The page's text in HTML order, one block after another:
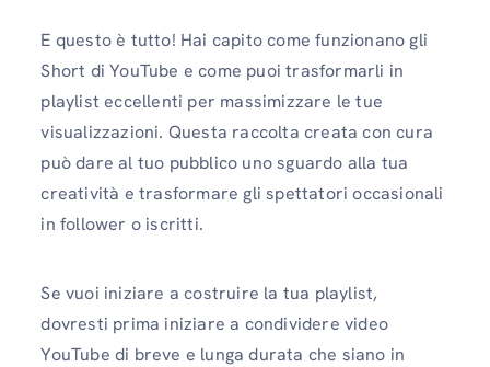
E questo è tutto! Hai capito come funzionano gli
Short di YouTube e come puoi trasformarli in
playlist eccellenti per massimizzare le tue
visualizzazioni. Questa raccolta creata con cura
può dare al tuo pubblico uno sguardo alla tua
creatività e trasformare gli spettatori occasionali
in follower o iscritti.
Se vuoi iniziare a costruire la tua playlist,
dovresti prima iniziare a condividere video
YouTube di breve e lunga durata che siano in